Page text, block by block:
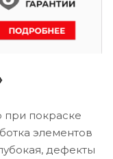
покраске
элементов
дефекты